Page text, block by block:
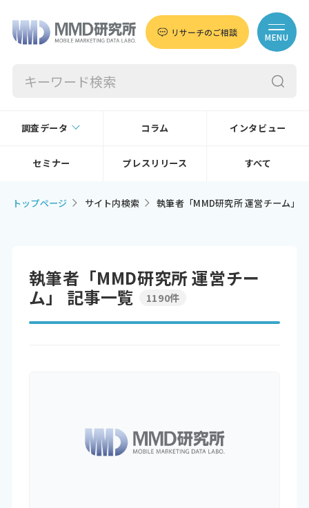
リサーチのご相談 MENU
調査データ コラム インタビュー
セミナー プレスリリース すべて
トップページ サイト内検索 執筆者「MMD研究所 運営チーム」
執筆者「MMD研究所 運営チー
ム」 記事一覧
1190件